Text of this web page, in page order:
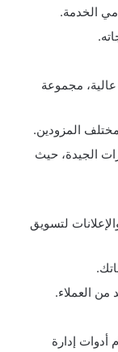
الخدمة.
مجموعة
المزودين.
الجيدة، حيث
لتسويق
العملاء.
أدوات إدارة